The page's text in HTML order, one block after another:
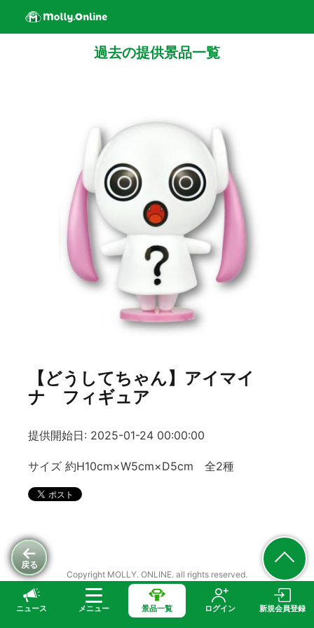
ニュース メニュー 景品一覧 ログイン 新規会員登録
戻る
過去の提供景品一覧
【どうしてちゃん】アイマイ
ナ フィギュア
提供開始日: 2025-01-24 00:00:00
サイズ 約H10cm×W5cm×D5cm 全2種
Copyright MOLLY. ONLINE. all rights reserved.